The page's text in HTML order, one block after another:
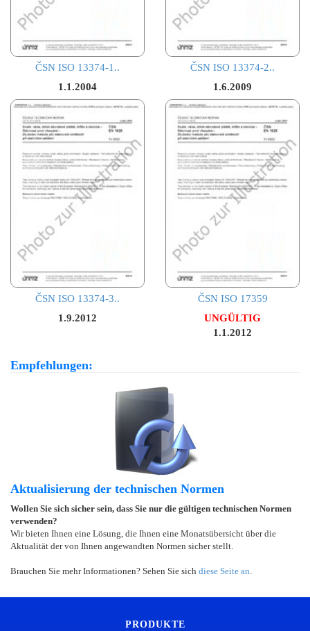
ČSN ISO 13374-1..
1.1.2004
ČSN ISO 13374-2..
1.6.2009
ČSN ISO 13374-3..
1.9.2012
ČSN ISO 17359
UNGÜLTIG
1.1.2012
Empfehlungen:
Aktualisierung der technischen Normen
Wollen Sie sich sicher sein, dass Sie nur die gültigen technischen Normen
verwenden?
Wir bieten Ihnen eine Lösung, die Ihnen eine Monatsübersicht über die
Aktualität der von Ihnen angewandten Normen sicher stellt.
Brauchen Sie mehr Informationen? Sehen Sie sich diese Seite an
PRODUKTE